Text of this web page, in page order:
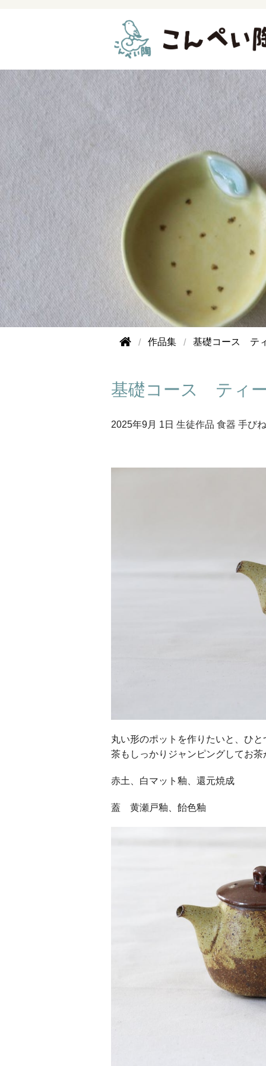
作品集 基礎コース テ
基礎コース ティ
2025年9月 1日 生徒作品 食器 手び
丸い形のポットを作りたいと、ひ
茶もしっかりジャンピングしてお
赤土、白マット釉、還元焼成
蓋 黄瀬戸釉、飴色釉